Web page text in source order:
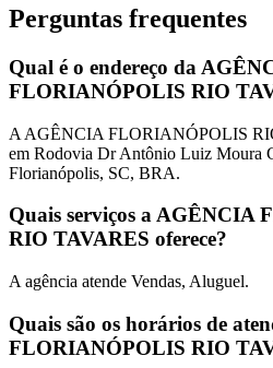
Perguntas frequentes
Qual é o endereço da
FLORIANÓPOLIS RIO
A AGÊNCIA FLORIANÓPOLIS
em Rodovia Dr Antônio Luiz Moura
Florianópolis, SC, BRA.
Quais serviços a AGÊNCIA
RIO TAVARES oferece?
A agência atende Vendas, Aluguel.
Quais são os horários de
FLORIANÓPOLIS RIO